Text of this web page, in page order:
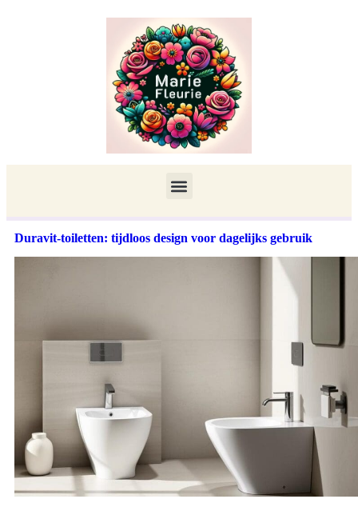
Duravit-toiletten: tijdloos design voor dagelijks gebruik